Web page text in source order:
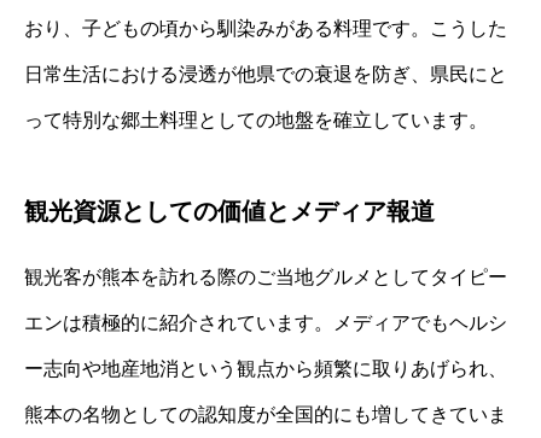
おり、子どもの頃から馴染みがある料理です。こうした
日常生活における浸透が他県での衰退を防ぎ、県民にと
って特別な郷土料理としての地盤を確立しています。
観光資源としての価値とメディア報道
観光客が熊本を訪れる際のご当地グルメとしてタイピー
エンは積極的に紹介されています。メディアでもヘルシ
ー志向や地産地消という観点から頻繁に取りあげられ、
熊本の名物としての認知度が全国的にも増してきていま